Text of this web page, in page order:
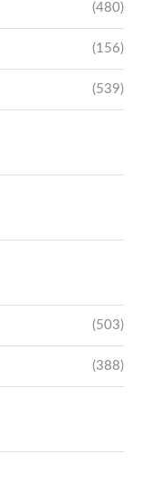
(480)
(156)
(539)
(503)
(388)